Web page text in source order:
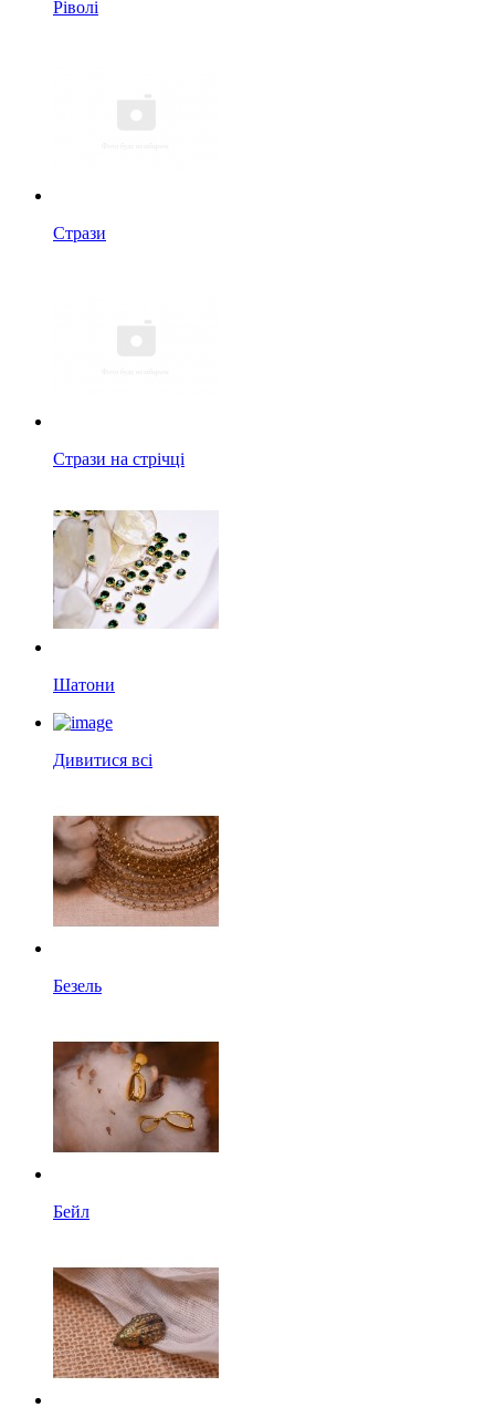
Ріволі
Стрази
Стрази на стрічці
Шатони
Дивитися всі
Безель
Бейл